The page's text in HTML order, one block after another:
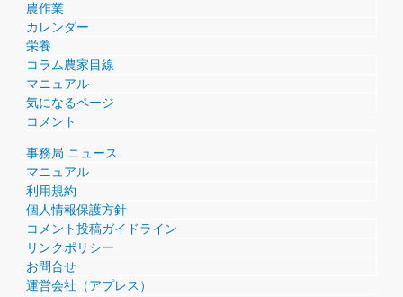
農作業
カレンダー
栄養
コラム農家目線
マニュアル
気になるページ
コメント
事務局 ニュース
マニュアル
利用規約
個人情報保護方針
コメント投稿ガイドライン
リンクポリシー
お問合せ
運営会社（アプレス）